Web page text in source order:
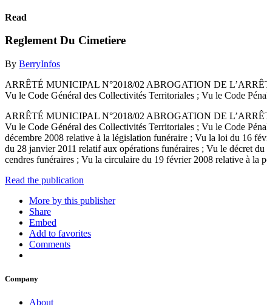
Read
Reglement Du Cimetiere
By BerryInfos
ARRÊTÉ MUNICIPAL N°2018/02 ABROGATION DE
Vu le Code Général des Collectivités Territoriales ; Vu le Code
ARRÊTÉ MUNICIPAL N°2018/02 ABROGATION DE
Vu le Code Général des Collectivités Territoriales ; Vu le Code
décembre 2008 relative à la législation funéraire ; Vu la loi du 16
du 28 janvier 2011 relatif aux opérations funéraires ; Vu le décret
cendres funéraires ; Vu la circulaire du 19 février 2008 relative à
Read the publication
More by this publisher
Share
Embed
Add to favorites
Comments
Company
About